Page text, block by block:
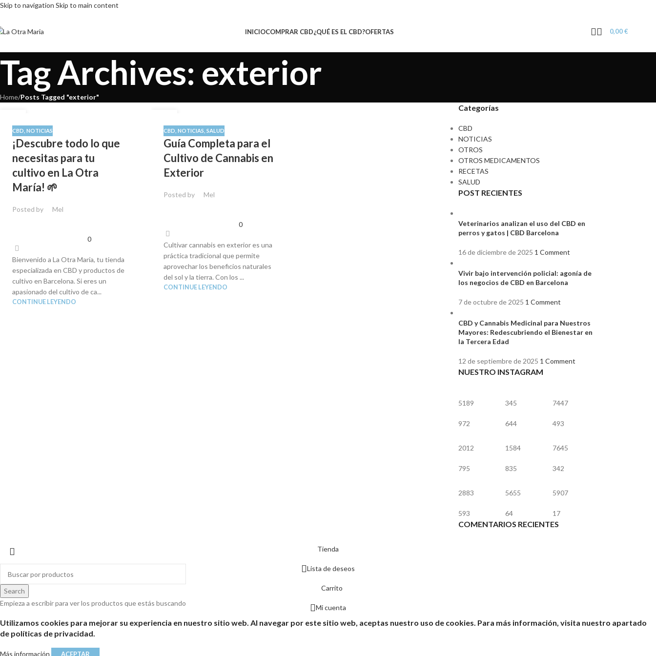
Skip to navigation Skip to main content
INICIOCOMPRAR CBD¿QUÉ ES EL CBD?OFERTAS 0,00€
Tag Archives: exterior
Home/Posts Tagged "exterior"
ENE
CBD NOTICIAS
¡Descubre todo lo que
necesitas para tu
cultivo en La Otra
María! 🌱
Posted by Mel
0
Bienvenido a La Otra María, tu tienda
especializada en CBD y productos de
cultivo en Barcelona. Si eres un
apasionado del cultivo de ca...
CONTINUE LEYENDO
OCT
CBD NOTICIAS SALUD
Guía Completa para el
Cultivo de Cannabis en
Exterior
Posted by Mel
0
Cultivar cannabis en exterior es una
práctica tradicional que permite
aprovechar los beneficios naturales
del sol y la tierra. Con los ...
CONTINUE LEYENDO
Categorías
CBD
NOTICIAS
OTROS
OTROS MEDICAMENTOS
RECETAS
SALUD
POST RECIENTES
Veterinarios analizan el uso del CBD en
perros y gatos | CBD Barcelona
16 de diciembre de 2025 1 Comment
Vivir bajo intervención policial: agonía de
los negocios de CBD en Barcelona
7 de octubre de 2025 1 Comment
CBD y Cannabis Medicinal para Nuestros
Mayores: Redescubriendo el Bienestar en
la Tercera Edad
12 de septiembre de 2025 1 Comment
NUESTRO INSTAGRAM
5189
972
345
644
7447
493
2012
795
1584
835
7645
342
2883
593
5655
64
5907
17
COMENTARIOS RECIENTES
Search
Empieza a escribir para ver los productos que estás buscando
Tienda
Lista de deseos
Carrito
Mi cuenta
Utilizamos cookies para mejorar su experiencia en nuestro sitio web. Al navegar por este sitio web, aceptas nuestro uso de cookies. Para más información, visita nuestro apartado
de políticas de privacidad.
Más información ACEPTAR